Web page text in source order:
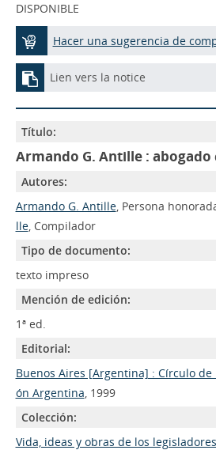
DISPONIBLE
Hacer una sugerencia de
Lien vers la notice
Título:
Armando G. Antille :
Autores:
Armando G. Antille, Persona
lle, Compilador
Tipo de documento:
texto impreso
Mención de edición:
1ª ed.
Editorial:
Buenos Aires [Argentina] : Círculo
ón Argentina, 1999
Colección:
Vida, ideas y obras de los